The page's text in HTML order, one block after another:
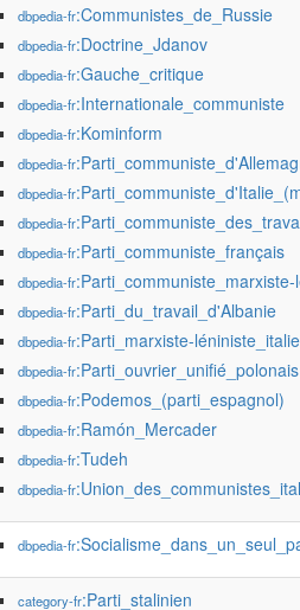
dbpedia-fr:Communistes_de_Russie
dbpedia-fr:Doctrine_Jdanov
dbpedia-fr:Gauche_critique
dbpedia-fr:Internationale_communiste
dbpedia-fr:Kominform
dbpedia-fr
dbpedia-fr
dbpedia-fr
dbpedia-fr:Parti_communiste_français
dbpedia-fr
dbpedia-fr:Parti_du_travail_d'Albanie
dbpedia-fr:Parti_marxiste-
dbpedia-fr:Parti_ouvrier_unifié_polonais
dbpedia-fr:Podemos_(parti_espagnol)
dbpedia-fr:Ramón_Mercader
dbpedia-fr:Tudeh
dbpedia-fr
dbpedia-fr
category-fr:Parti_stalinien